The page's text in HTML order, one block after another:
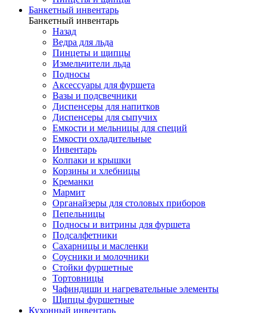
Банкетный инвентарь
Банкетный инвентарь
Назад
Ведра для льда
Пинцеты и щипцы
Измельчители льда
Подносы
Аксессуары для фуршета
Вазы и подсвечники
Диспенсеры для напитков
Диспенсеры для сыпучих
Емкости и мельницы для специй
Емкости охладительные
Инвентарь
Колпаки и крышки
Корзины и хлебницы
Креманки
Мармит
Органайзеры для столовых приборов
Пепельницы
Подносы и витрины для фуршета
Подсалфетники
Сахарницы и масленки
Соусники и молочники
Стойки фуршетные
Тортовницы
Чафиндиши и нагревательные элементы
Щипцы фуршетные
Кухонный инвентарь